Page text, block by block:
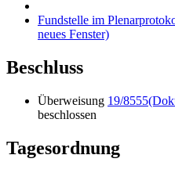
Fundstelle im
neues Fenster)
Beschluss
Überweisung 19/8555
beschlossen
Tagesordnung